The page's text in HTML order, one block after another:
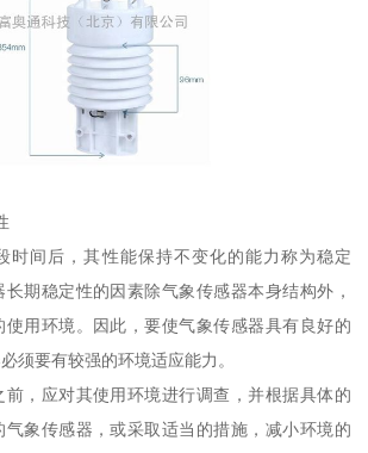
时间后，其性能保持不变化的能力称为稳定
期稳定性的因素除气象传感器本身结构外，
使用环境。因此，要使气象传感器具有良好的
须要有较强的环境适应能力。
，应对其使用环境进行调查，并根据具体的
象传感器，或采取适当的措施，减小环境的